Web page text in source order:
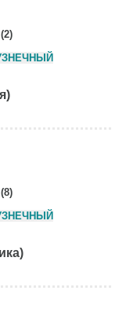
(2)
(8)